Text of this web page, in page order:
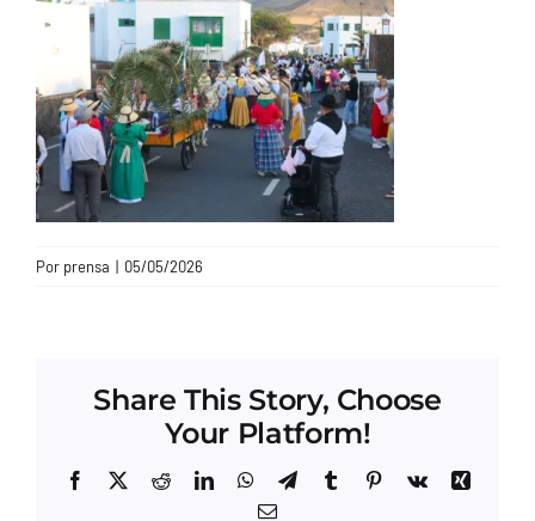
CONTACTO
Por prensa | 05/05/2026
Share This Story, Choose
Your Platform!
Facebook
X RedditLinkedInWhatsApp
TelegramTumblrPinterest
Vk
Xing
Correo